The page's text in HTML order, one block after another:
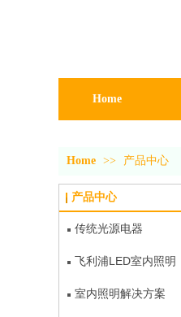
Home
Home >> 产品中心
产品中心
传统光源电器
飞利浦LED室内照明
室内照明解决方案